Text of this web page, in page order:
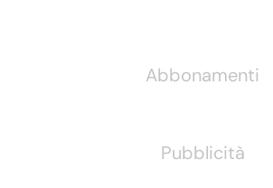
Abbonamenti
Pubblicità